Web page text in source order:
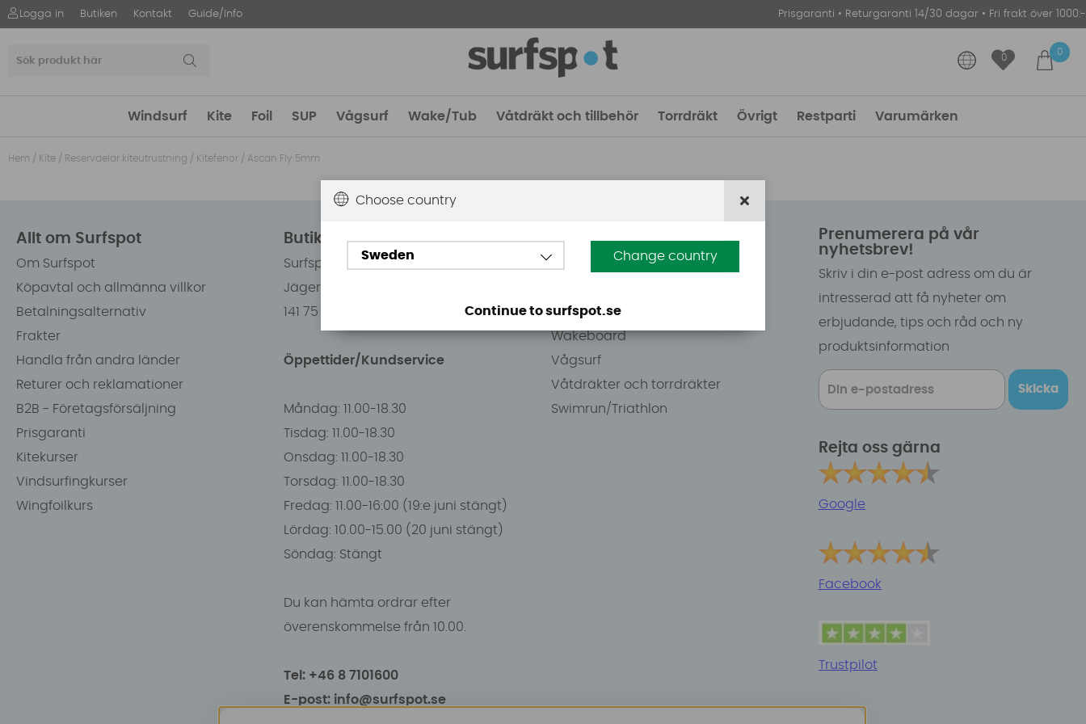
Logga in Butiken Kontakt Guide/Info Prisgaranti • Returgaranti 14/30 dagar • Fri frakt över 1000:-
0
0
Windsurf Kite Foil SUP Vågsurf Wake/Tub Våtdräkt och tillbehör Torrdräkt Övrigt Restparti Varumärken
Hem / Kite / Reservdelar kiteutrustning / Kitefenor / Ascan Fly 5mm
Allt om Surfspot
Om Surfspot
Köpavtal och allmänna villkor
Betalningsalternativ
Frakter
Handla från andra länder
Returer och reklamationer
B2B - Företagsförsäljning
Prisgaranti
Kitekurser
Vindsurfingkurser
Wingfoilkurs
Butiken i Stockholm
Surfspot Sweden AB
Jägerhorns väg 8
141 75 Kungens Kurva
Öppettider/Kundservice
Måndag: 11.00-18.30
Tisdag: 11.00-18.30
Onsdag: 11.00-18.30
Torsdag: 11.00-18.30
Fredag: 11.00-16:00 (19:e juni stängt)
Lördag: 10.00-15.00 (20 juni stängt)
Söndag: Stängt
Du kan hämta ordrar efter
överenskommelse från 10.00.
Tel: +46 8 7101600
E-post: info@surfspot.se
Guider
Vindsurfing
SUP
Wakeboard
Vågsurf
Våtdräkter och torrdräkter
Swimrun/Triathlon
Prenumerera på vår
nyhetsbrev!
Skriv i din e-post adress om du är
intresserad att få nyheter om
erbjudande, tips och råd och ny
produktsinformation
Skicka
Rejta oss gärna
Google
Facebook
Trustpilot
Choose country
Sweden Change country
Continue to surfspot.se